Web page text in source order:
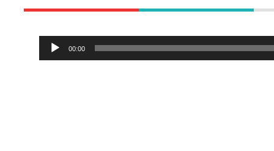
Аудиоплеер
00:00